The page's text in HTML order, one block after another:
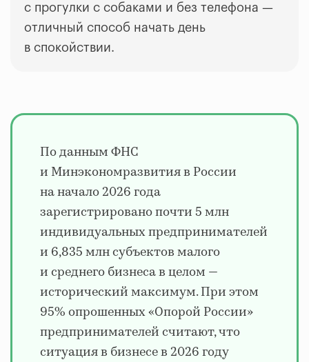
с прогулки с собаками и без телефона —
отличный способ начать день
в спокойствии.
По данным ФНС
и Минэкономразвития в России
на начало 2026 года
зарегистрировано почти 5 млн
индивидуальных предпринимателей
и 6,835 млн субъектов малого
и среднего бизнеса в целом —
исторический максимум. При этом
95% опрошенных «Опорой России»
предпринимателей считают, что
ситуация в бизнесе в 2026 году